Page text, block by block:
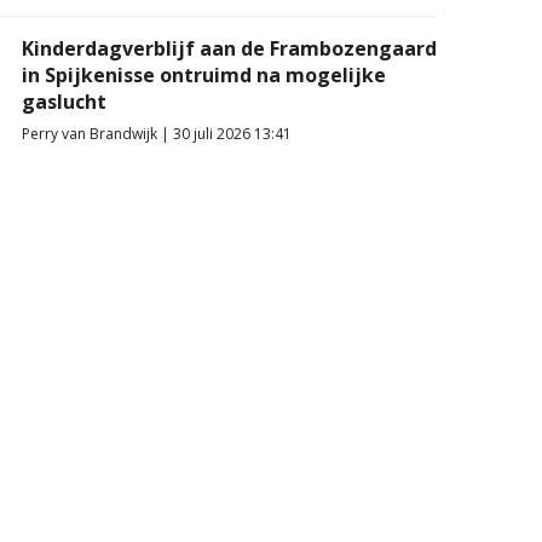
Kinderdagverblijf aan de Frambozengaard
in Spijkenisse ontruimd na mogelijke
gaslucht
Perry van Brandwijk | 30 juli 2026 13:41